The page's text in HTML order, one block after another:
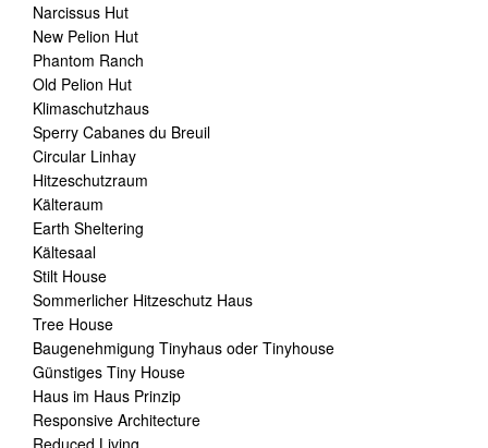
Narcissus Hut
New Pelion Hut
Phantom Ranch
Old Pelion Hut
Klimaschutzhaus
Sperry Cabanes du Breuil
Circular Linhay
Hitzeschutzraum
Kälteraum
Earth Sheltering
Kältesaal
Stilt House
Sommerlicher Hitzeschutz Haus
Tree House
Baugenehmigung Tinyhaus oder Tinyhouse
Günstiges Tiny House
Haus im Haus Prinzip
Responsive Architecture
Reduced Living